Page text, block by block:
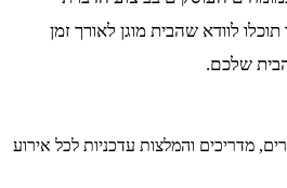
לוודא שהבית מוגן לאורך זמן
שלכם.
מדריכים והמלצות עדכניות לכל אירוע